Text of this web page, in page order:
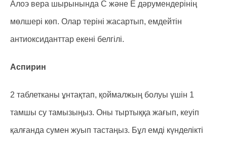
Алоэ вера шырынында С және Е дәрумендерінің
мөлшері көп. Олар теріні жасартып, емдейтін
антиоксиданттар екені белгілі.
Аспирин
2 таблетканы ұнтақтап, қоймалжың болуы үшін 1
тамшы су тамызыңыз. Оны тыртыққа жағып, кеуіп
қалғанда сумен жуып тастаңыз. Бұл емді күнделікті